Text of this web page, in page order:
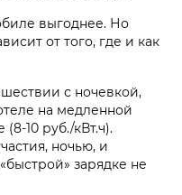
выгоднее. Но
от того, где и как
с ночевкой,
на медленной
10 руб./кВт.ч).
ночью, и
зарядке не